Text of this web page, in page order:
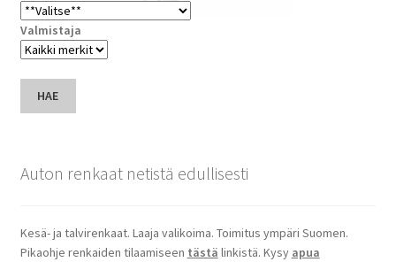
Valmistaja
HAE
Auton renkaat netistä edullisesti
Kesä- ja talvirenkaat. Laaja valikoima. Toimitus ympäri Suomen.
Pikaohje renkaiden tilaamiseen tästä linkistä. Kysy apua